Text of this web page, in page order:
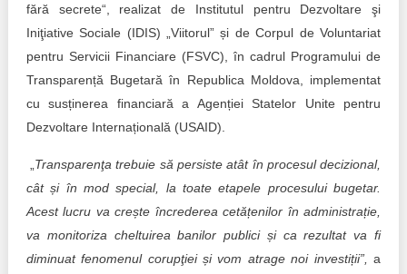
Democracy, independence and transparency of key
public institutions in Moldova
Integrity of public procurement in Moldova
Public procurement
fără secrete“, realizat de Institutul pentru Dezvoltare şi
Iniţiative Sociale (IDIS) „Viitorul” și de Corpul de Voluntariat
pentru Servicii Financiare (FSVC), în cadrul Programului de
Transparență Bugetară în Republica Moldova, implementat
cu susținerea financiară a Agenției Statelor Unite pentru
Dezvoltare Internațională (USAID).
Transparenţa trebuie să persiste atât în procesul decizional,
cât și în mod special, la toate etapele procesului bugetar.
Acest lucru va crește încrederea cetățenilor în administrație,
va monitoriza cheltuirea banilor publici și ca rezultat va fi
diminuat fenomenul corupţiei și vom atrage noi investiții”,
a